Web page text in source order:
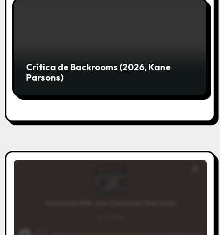
Crítica de Backrooms (2026, Kane
Parsons)